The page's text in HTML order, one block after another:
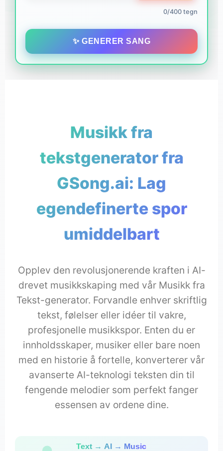
0/400 tegn
✨ GENERER SANG
Musikk fra
tekstgenerator fra
GSong.ai: Lag
egendefinerte spor
umiddelbart
Opplev den revolusjonerende kraften i AI-
drevet musikkskaping med vår Musikk fra
Tekst-generator. Forvandle enhver skriftlig
tekst, følelser eller idéer til vakre,
profesjonelle musikkspor. Enten du er
innholdsskaper, musiker eller bare noen
med en historie å fortelle, konverterer vår
avanserte AI-teknologi teksten din til
fengende melodier som perfekt fanger
essensen av ordene dine.
Text → AI → Music